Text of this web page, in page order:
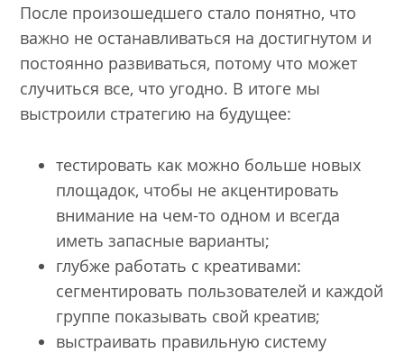
После произошедшего стало понятно, что
важно не останавливаться на достигнутом и
постоянно развиваться, потому что может
случиться все, что угодно. В итоге мы
выстроили стратегию на будущее:
тестировать как можно больше новых
площадок, чтобы не акцентировать
внимание на чем-то одном и всегда
иметь запасные варианты;
глубже работать с креативами:
сегментировать пользователей и каждой
группе показывать свой креатив;
выстраивать правильную систему